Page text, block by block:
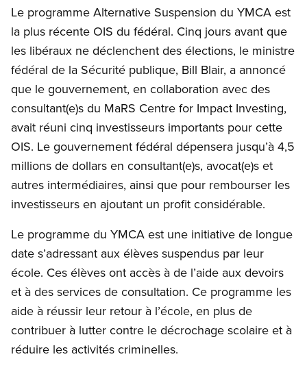
Le programme Alternative Suspension du YMCA est
la plus récente OIS du fédéral. Cinq jours avant que
les libéraux ne déclenchent des élections, le ministre
fédéral de la Sécurité publique, Bill Blair, a annoncé
que le gouvernement, en collaboration avec des
consultant(e)s du MaRS Centre for Impact Investing,
avait réuni cinq investisseurs importants pour cette
OIS. Le gouvernement fédéral dépensera jusqu’à 4,5
millions de dollars en consultant(e)s, avocat(e)s et
autres intermédiaires, ainsi que pour rembourser les
investisseurs en ajoutant un profit considérable.
Le programme du YMCA est une initiative de longue
date s’adressant aux élèves suspendus par leur
école. Ces élèves ont accès à de l’aide aux devoirs
et à des services de consultation. Ce programme les
aide à réussir leur retour à l’école, en plus de
contribuer à lutter contre le décrochage scolaire et à
réduire les activités criminelles.